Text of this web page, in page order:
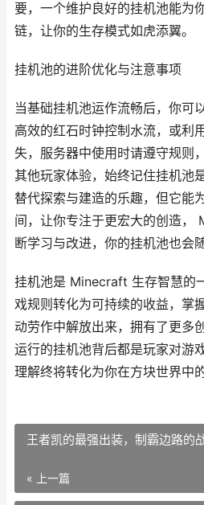
要，一个维护良好的挂机池能为
链，让你的生存模式如虎添翼。
挂机池的进阶优化与注意事项
当基础挂机池运作流畅后，你可
高效的红石时钟控制水流，或利
失，服务器中使用时请遵守规则
其他玩家体验，始终记住挂机池
替代探索与建造的乐趣，但它能
间，让你专注于更宏大的创造，
断学习与改进，你的挂机池也会
挂机池是 Minecraft 生存智慧的
戏规则转化为可持续的收益，掌
动劳作中解放出来，拥有了更多
运行的挂机池背后都是玩家对游
理解终将转化为你在方块世界中
王者凯的最强出装，制霸边路的
« 上一篇